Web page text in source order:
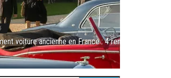
voiture ancienne en France : 4 rendez-vous à